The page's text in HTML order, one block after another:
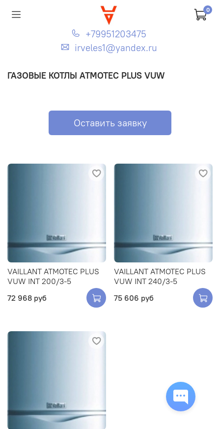
0
+79951203475
irveles1@yandex.ru
ГАЗОВЫЕ КОТЛЫ ATMOTEC PLUS VUW
Оставить заявку
VAILLANT ATMOTEC PLUS
VUW INT 200/3-5
72 968 руб
VAILLANT ATMOTEC PLUS
VUW INT 240/3-5
75 606 руб